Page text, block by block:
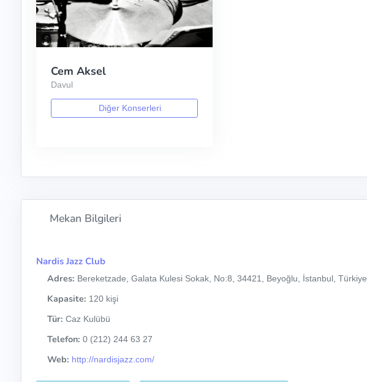
Cem Aksel
Davul
Diğer Konserleri
Mekan Bilgileri
Nardis Jazz Club
Adres: Bereketzade, Galata Kulesi Sokak, No:8, 34421, Beyoğlu, İstanbul, Türkiye
Kapasite: 120 kişi
Tür: Caz Kulübü
Telefon: 0 (212) 244 63 27
Web: http://nardisjazz.com/